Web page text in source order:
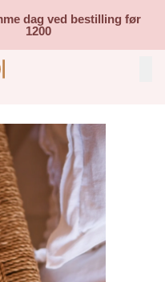
dag ved bestilling før
1200